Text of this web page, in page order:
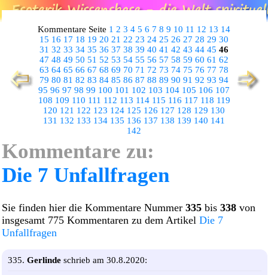
Kommentare Seite 1 2 3 4 5 6 7 8 9 10 11 12 13 14
15 16 17 18 19 20 21 22 23 24 25 26 27 28 29 30
31 32 33 34 35 36 37 38 39 40 41 42 43 44 45 46
47 48 49 50 51 52 53 54 55 56 57 58 59 60 61 62
63 64 65 66 67 68 69 70 71 72 73 74 75 76 77 78
79 80 81 82 83 84 85 86 87 88 89 90 91 92 93 94
95 96 97 98 99 100 101 102 103 104 105 106 107
108 109 110 111 112 113 114 115 116 117 118 119
120 121 122 123 124 125 126 127 128 129 130
131 132 133 134 135 136 137 138 139 140 141
142
Kommentare zu:
Die 7 Unfallfragen
Sie finden hier die Kommentare Nummer 335 bis 338 von
insgesamt 775 Kommentaren zu dem Artikel Die 7
Unfallfragen
335. Gerlinde schrieb am 30.8.2020: